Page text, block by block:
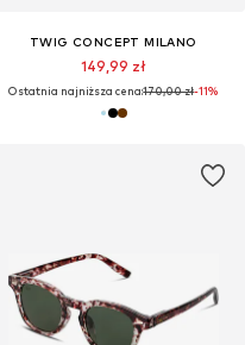
TWIG CONCEPT MILANO
149,99 zł
Ostatnia najniższa cena:170,00 zł-11%